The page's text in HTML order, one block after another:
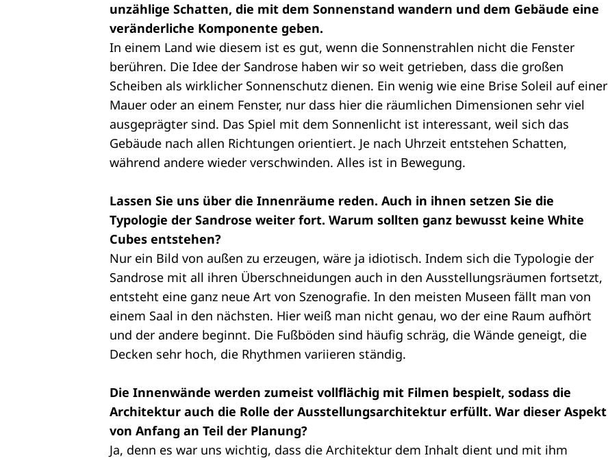
unzählige Schatten, die mit dem Sonnenstand wandern und dem Gebäude eine
veränderliche Komponente geben.
In einem Land wie diesem ist es gut, wenn die Sonnenstrahlen nicht die Fenster
berühren. Die Idee der Sandrose haben wir so weit getrieben, dass die großen
Scheiben als wirklicher Sonnenschutz dienen. Ein wenig wie eine Brise Soleil auf einer
Mauer oder an einem Fenster, nur dass hier die räumlichen Dimensionen sehr viel
ausgeprägter sind. Das Spiel mit dem Sonnenlicht ist interessant, weil sich das
Gebäude nach allen Richtungen orientiert. Je nach Uhrzeit entstehen Schatten,
während andere wieder verschwinden. Alles ist in Bewegung.
Lassen Sie uns über die Innenräume reden. Auch in ihnen setzen Sie die
Typologie der Sandrose weiter fort. Warum sollten ganz bewusst keine White
Cubes entstehen?
Nur ein Bild von außen zu erzeugen, wäre ja idiotisch. Indem sich die Typologie der
Sandrose mit all ihren Überschneidungen auch in den Ausstellungsräumen fortsetzt,
entsteht eine ganz neue Art von Szenografie. In den meisten Museen fällt man von
einem Saal in den nächsten. Hier weiß man nicht genau, wo der eine Raum aufhört
und der andere beginnt. Die Fußböden sind häufig schräg, die Wände geneigt, die
Decken sehr hoch, die Rhythmen variieren ständig.
Die Innenwände werden zumeist vollflächig mit Filmen bespielt, sodass die
Architektur auch die Rolle der Ausstellungsarchitektur erfüllt. War dieser Aspekt
von Anfang an Teil der Planung?
Ja, denn es war uns wichtig, dass die Architektur dem Inhalt dient und mit ihm